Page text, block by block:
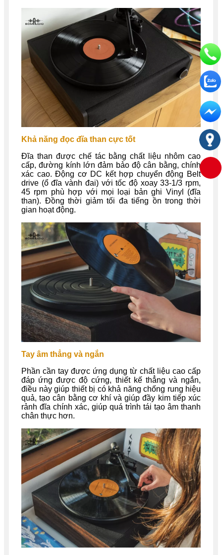
Khả năng đọc đĩa than cực tốt
Đĩa than được chế tác bằng chất liệu nhôm cao
cấp, đường kính lớn đảm bảo độ cân bằng, chính
xác cao. Động cơ DC kết hợp chuyển động Belt
drive (ổ đĩa vành đai) với tốc độ xoay 33-1/3 rpm,
45 rpm phù hợp với mọi loại bản ghi Vinyl (đĩa
than). Đồng thời giảm tối đa tiếng ồn trong thời
gian hoạt động.
Tay âm thẳng và ngắn
Phần cần tay được ứng dụng từ chất liệu cao cấp
đáp ứng được độ cứng, thiết kế thẳng và ngắn,
điều này giúp thiết bị có khả năng chống rung hiệu
quả, tạo cân bằng cơ khí và giúp đầy kim tiếp xúc
rảnh đĩa chính xác, giúp quá trình tái tạo âm thanh
chân thực hơn.